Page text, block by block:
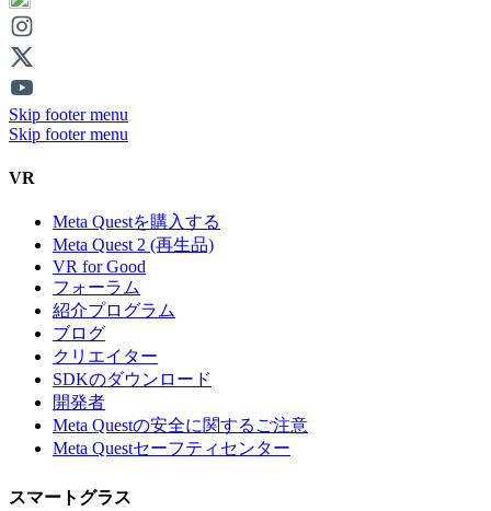
Skip footer menu
Skip footer menu
VR
Meta Questを購入する
Meta Quest 2 (再生品)
VR for Good
フォーラム
紹介プログラム
ブログ
クリエイター
SDKのダウンロード
開発者
Meta Questの安全に関するご注意
Meta Questセーフティセンター
スマートグラス